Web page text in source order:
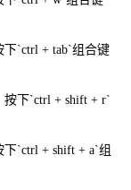
`ctrl + tab`组合键
下`ctrl + shift + r`
`ctrl + shift + a`组